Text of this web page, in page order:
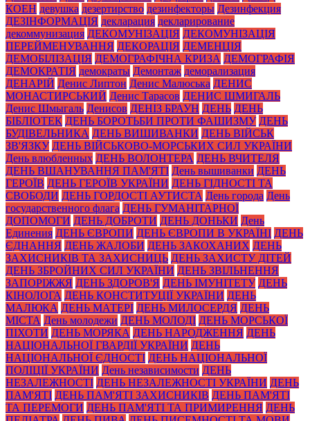
КОЕН девушка дезертирство дезинфекторы Дезинфекция
ДЕЗІНФОРМАЦІЯ декларация декларирование
декоммунизация ДЕКОМУНІЗАЦІЯ ДЕКОМУНІЗАЦІЯ
ПЕРЕЙМЕНУВАННЯ ДЕКОРАЦІЯ ДЕМЕНЦІЯ
ДЕМОБІЛІЗАЦІЯ ДЕМОГРАФІЧНА КРИЗА ДЕМОГРАФІЯ
ДЕМОКРАТІЯ демократы Демонтаж деморализация
ДЕНАРІЙ Денис Липтон Денис Малюська ДЕНИС
МОНАСТИРСЬКИЙ Денис Тарасов ДЕНИС ШМИГАЛЬ
Денис Шмыгаль Денисов ДЕНІЗ БРАУН ДЕНЬ ДЕНЬ
БІБЛІОТЕК ДЕНЬ БОРОТЬБИ ПРОТИ ФАШИЗМУ ДЕНЬ
БУДІВЕЛЬНИКА ДЕНЬ ВИШИВАНКИ ДЕНЬ ВІЙСЬК
ЗВ'ЯЗКУ ДЕНЬ ВІЙСЬКОВО-МОРСЬКИХ СИЛ УКРАЇНИ
День влюбленных ДЕНЬ ВОЛОНТЕРА ДЕНЬ ВЧИТЕЛЯ
ДЕНЬ ВШАНУВАННЯ ПАМ'ЯТІ День вышиванки ДЕНЬ
ГЕРОЇВ ДЕНЬ ГЕРОЇВ УКРАЇНИ ДЕНЬ ГІДНОСТІ ТА
СВОБОДИ ДЕНЬ ГОРДОСТІ АУТИСТА День города День
государственного флага ДЕНЬ ГУМАНІТАРНОЇ
ДОПОМОГИ ДЕНЬ ДОБРОТИ ДЕНЬ ДОНЬКИ День
Единения ДЕНЬ ЄВРОПИ ДЕНЬ ЄВРОПИ В УКРАЇНІ ДЕНЬ
ЄДНАННЯ ДЕНЬ ЖАЛОБИ ДЕНЬ ЗАКОХАНИХ ДЕНЬ
ЗАХИСНИКІВ ТА ЗАХИСНИЦЬ ДЕНЬ ЗАХИСТУ ДІТЕЙ
ДЕНЬ ЗБРОЙНИХ СИЛ УКРАЇНИ ДЕНЬ ЗВІЛЬНЕННЯ
ЗАПОРІЖЖЯ ДЕНЬ ЗДОРОВ'Я ДЕНЬ ІМУНІТЕТУ ДЕНЬ
КІНОЛОГА ДЕНЬ КОНСТИТУЦІЇ УКРАЇНИ ДЕНЬ
МАЛЮКА ДЕНЬ МАТЕРІ ДЕНЬ МИЛОСЕРДЯ ДЕНЬ
МІСТА День молодежи ДЕНЬ МОЛОДІ ДЕНЬ МОРСЬКОЇ
ПІХОТИ ДЕНЬ МОРЯКА ДЕНЬ НАРОДЖЕННЯ ДЕНЬ
НАЦІОНАЛЬНОЇ ГВАРДІЇ УКРАЇНИ ДЕНЬ
НАЦІОНАЛЬНОЇ ЄДНОСТІ ДЕНЬ НАЦІОНАЛЬНОЇ
ПОЛІЦІЇ УКРАЇНИ День независимости ДЕНЬ
НЕЗАЛЕЖНОСТІ ДЕНЬ НЕЗАЛЕЖНОСТІ УКРАЇНИ ДЕНЬ
ПАМ'ЯТІ ДЕНЬ ПАМ'ЯТІ ЗАХИСНИКІВ ДЕНЬ ПАМ'ЯТІ
ТА ПЕРЕМОГИ ДЕНЬ ПАМ'ЯТІ ТА ПРИМИРЕННЯ ДЕНЬ